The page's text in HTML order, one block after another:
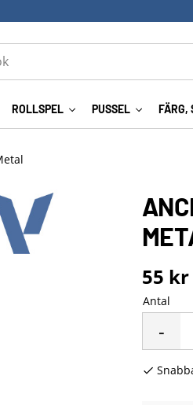
ROLLSPEL PUSSEL FÄRG,
55 kr
Antal
-